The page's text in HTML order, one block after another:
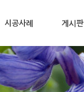
시공사례 게시판